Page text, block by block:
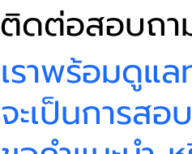
ติดต่อสอบถา
เราพร้อมดูแ
จะเป็นการส